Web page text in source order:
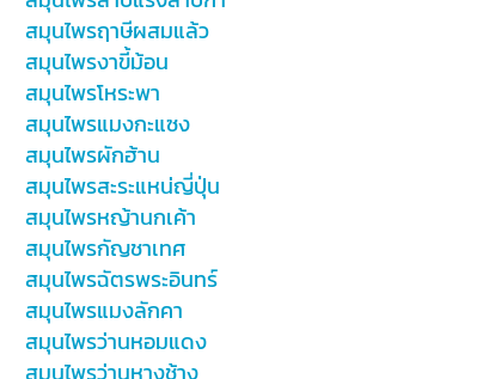
สมุนไพรฤาษีผสมแล้ว
สมุนไพรงาขี้ม้อน
สมุนไพรโหระพา
สมุนไพรแมงกะแซง
สมุนไพรผักฮ้าน
สมุนไพรสะระแหน่ญี่ปุ่น
สมุนไพรหญ้านกเค้า
สมุนไพรกัญชาเทศ
สมุนไพรฉัตรพระอินทร์
สมุนไพรแมงลักคา
สมุนไพรว่านหอมแดง
สมุนไพรว่านหางช้าง